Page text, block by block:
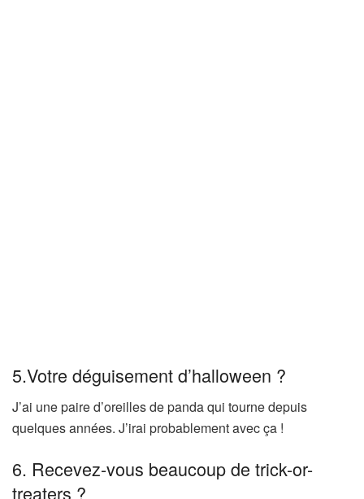
5.Votre déguisement d’halloween ?
J’ai une paire d’oreilles de panda qui tourne depuis
quelques années. J’irai probablement avec ça !
6. Recevez-vous beaucoup de trick-or-
treaters ?